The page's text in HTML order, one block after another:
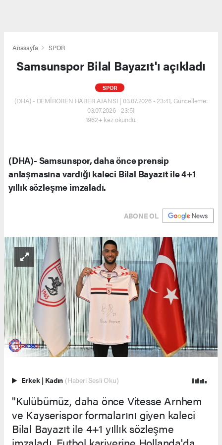
Anasayfa SPOR
Samsunspor Bilal Bayazıt'ı açıkladı
SPOR
(DHA) - DEMİRÖREN HABER AJANSI | 03.07.2026 - 23:41, Güncelleme:
03.07.2026 - 23:51
1962+ kez okundu.
(DHA)- Samsunspor, daha önce prensip
anlaşmasına vardığı kaleci Bilal Bayazıt ile 4+1
yıllık sözleşme imzaladı.
ABONE OL
Erkek | Kadın (Haberi Sesli Oku)
"Kulübümüz, daha önce Vitesse Arnhem
ve Kayserispor formalarını giyen kaleci
Bilal Bayazıt ile 4+1 yıllık sözleşme